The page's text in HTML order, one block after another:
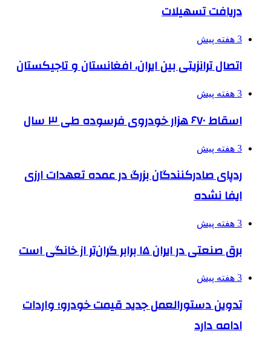
دریافت تسهیلات
3 هفته پیش
اتصال ترانزیتی بین ایران، افغانستان و تاجیکستان
3 هفته پیش
اسقاط ۶۷۰ هزار خودروی فرسوده طی ۳ سال
3 هفته پیش
ردپای صادرکنندگان بزرگ در عمده تعهدات ارزی
ایفا نشده
3 هفته پیش
برق صنعتی در ایران ۱۵ برابر گران‌تر از خانگی است
3 هفته پیش
تدوین دستورالعمل جدید قیمت خودرو؛ واردات
ادامه دارد